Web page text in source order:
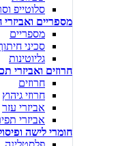
סלוטייפ
מספריים ואביזרי
מספריים
סכיני
גליוטינות
חרוזים ואביזרי
חרוזים
חרוזי גיהוץ
אביזרי עזר
אביזרי
חומרי לישה